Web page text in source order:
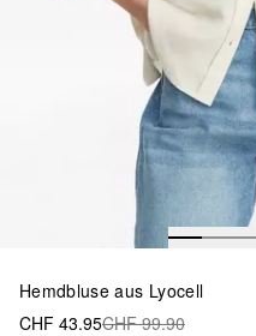
Hemdbluse aus Lyocell
CHF 43.95CHF 99.90